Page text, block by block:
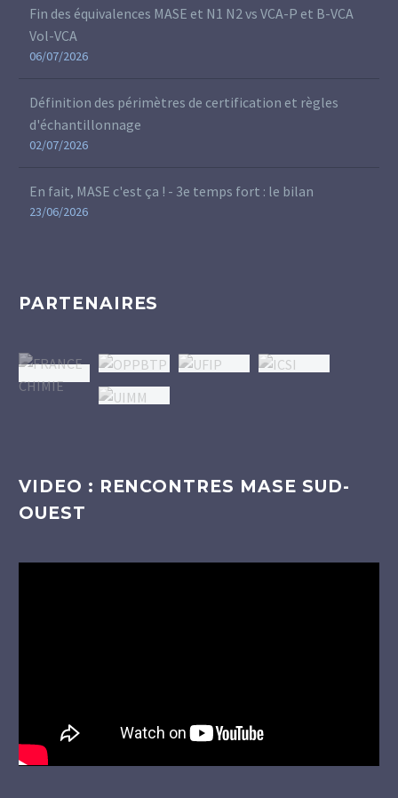
Fin des équivalences MASE et N1 N2 vs VCA-P et B-VCA
Vol-VCA
06/07/2026
Définition des périmètres de certification et règles
d'échantillonnage
02/07/2026
En fait, MASE c'est ça ! - 3e temps fort : le bilan
23/06/2026
PARTENAIRES
VIDEO : RENCONTRES MASE SUD-
OUEST